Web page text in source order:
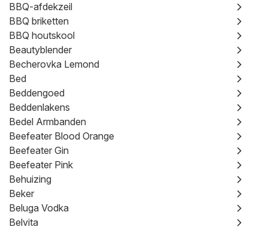
BBQ-afdekzeil
BBQ briketten
BBQ houtskool
Beautyblender
Becherovka Lemond
Bed
Beddengoed
Beddenlakens
Bedel Armbanden
Beefeater Blood Orange
Beefeater Gin
Beefeater Pink
Behuizing
Beker
Beluga Vodka
Belvita